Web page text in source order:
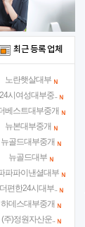
최근 등록 업체
노란햇살대부
시여성대부중..
베스트대부중개
뉴본대부중개
뉴골드대부중개
뉴골드대부
파파이낸셜대부
편한24시대부..
하데스대부중개
(주)정원자산운..